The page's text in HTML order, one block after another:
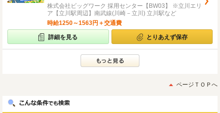
株式会社ビッグワーク 採用センター【BW03】 ※立川エリ
ア【立川駅周辺】南武線(川崎－立川) 立川駅など
時給1250～1563円＋交通費
詳細を見る とりあえず保存
ページＴＯＰへ